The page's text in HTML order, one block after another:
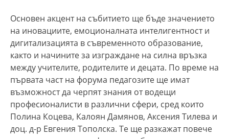
Основен акцент на събитието ще бъде значението
на иновациите, емоционалната интелигентност и
дигитализацията в съвременното образование,
както и начините за изграждане на силна връзка
между учителите, родителите и децата. По време на
първата част на форума педагозите ще имат
възможност да черпят знания от водещи
професионалисти в различни сфери, сред които
Полина Коцева, Калоян Дамянов, Аксения Тилева и
доц. д-р Евгения Тополска. Те ще разкажат повече